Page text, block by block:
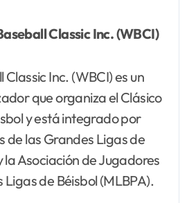
Classic Inc. (WBCI)
Inc. (WBCI) es un
que organiza el Clásico
y está integrado por
de las Grandes Ligas de
la Asociación de Jugadores
de Béisbol (MLBPA).